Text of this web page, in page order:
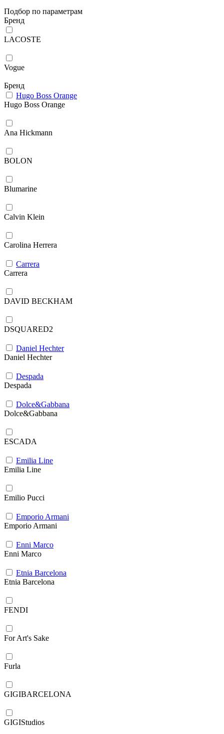
Подбор по параметрам
Бренд
LACOSTE
Vogue
Бренд
Hugo Boss Orange
Hugo Boss Orange
Ana Hickmann
BOLON
Blumarine
Calvin Klein
Carolina Herrera
Carrera
Carrera
DAVID BECKHAM
DSQUARED2
Daniel Hechter
Daniel Hechter
Despada
Despada
Dolce&Gabbana
Dolce&Gabbana
ESCADA
Emilia Line
Emilia Line
Emilio Pucci
Emporio Armani
Emporio Armani
Enni Marco
Enni Marco
Etnia Barcelona
Etnia Barcelona
FENDI
For Art's Sake
Furla
GIGIBARCELONA
GIGIStudios